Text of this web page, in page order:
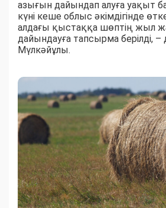
азығын дайындап алуға уақыт
күні кеше облыс әкімдігінде
алдағы қыстаққа шөптің жыл
дайындауға тапсырма берілді, –
Мүлкәйұлы.